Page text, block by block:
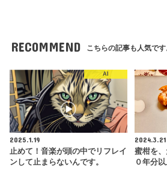
RECOMMEND こちらの記事も人気です
AI
2025.1.19
止めて！音楽が頭の中でリフレイ
ンして止まらないんです。
2024.3.21
蜜柑を
０年分